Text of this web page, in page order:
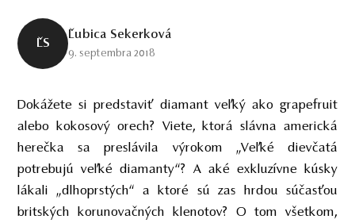
ĽS
Ľubica Sekerková
9. septembra 2018
Dokážete si predstaviť diamant veľký ako grapefruit
alebo kokosový orech? Viete, ktorá slávna americká
herečka sa preslávila výrokom „Veľké dievčatá
potrebujú veľké diamanty“? A aké exkluzívne kúsky
lákali „dlhoprstých“ a ktoré sú zas hrdou súčasťou
britských korunovačných klenotov? O tom všetkom,